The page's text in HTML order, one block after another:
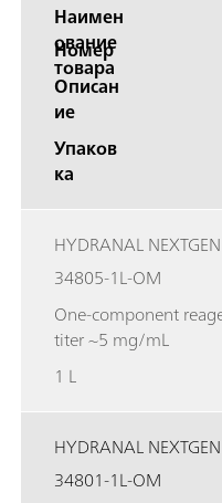
Наимен
ование
товара
Номер
Описан
ие
Упаков
ка
HYDRANAL
34805-1L-OM
One-component
titer ~5 mg/mL
1 L
HYDRANAL
34801-1L-OM